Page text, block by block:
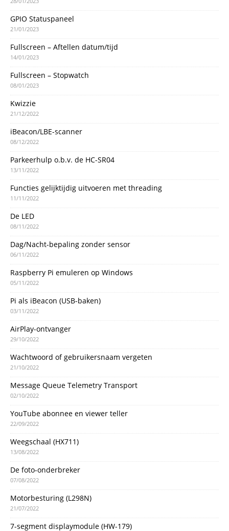
GPIO Statuspaneel
21/01/2023
Fullscreen – Aftellen datum/tijd
14/01/2023
Fullscreen – Stopwatch
08/01/2023
Kwizzie
21/12/2022
iBeacon/LBE-scanner
08/12/2022
Parkeerhulp o.b.v. de HC-SR04
13/11/2022
Functies gelijktijdig uitvoeren met threading
11/11/2022
De LED
08/11/2022
Dag/Nacht-bepaling zonder sensor
06/11/2022
Raspberry Pi emuleren op Windows
05/11/2022
Pi als iBeacon (USB-baken)
03/11/2022
AirPlay-ontvanger
29/10/2022
Wachtwoord of gebruikersnaam vergeten
21/10/2022
Message Queue Telemetry Transport
02/10/2022
YouTube abonnee en viewer teller
22/09/2022
Weegschaal (HX711)
13/08/2022
De foto-onderbreker
07/08/2022
Motorbesturing (L298N)
21/07/2022
7-segment displaymodule (HW-179)